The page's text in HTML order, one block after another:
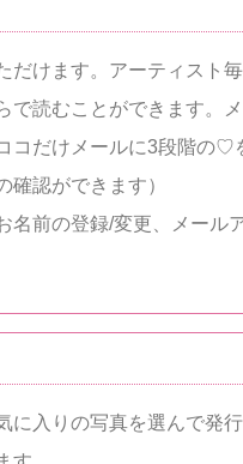
だけます。アーティスト
で読むことができます。
コだけメールに3段階の♡
認ができます）
名前の登録/変更、メール
入りの写真を選んで発行